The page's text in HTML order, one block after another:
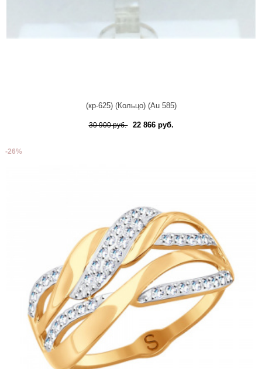
(кр-625) (Кольцо) (Au 585)
30 900 руб. 22 866 руб.
-26%